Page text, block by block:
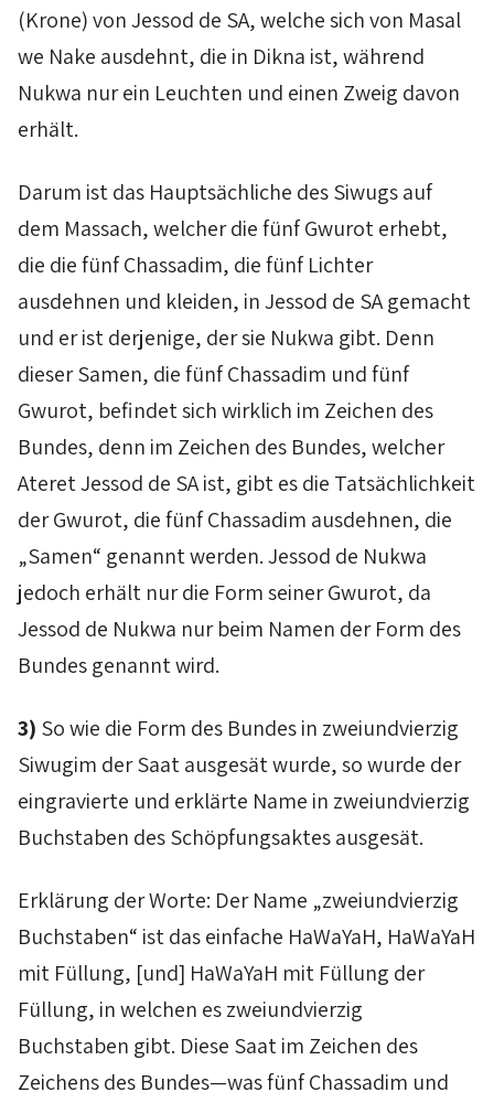
(Krone) vonJessod de SA, welche sich von Masal
we Nake ausdehnt, die in Dikna ist, während
Nukwa nur ein Leuchten und einen Zweig davon
erhält.
Darum ist das Hauptsächliche desSiwugsauf
dem Massach, welcher die fünfGwuroterhebt,
die die fünfChassadim, die fünf Lichter
ausdehnen und kleiden, inJessod de SAgemacht
und er ist derjenige, der sie Nukwa gibt. Denn
dieser Samen, die fünfChassadim und fünf
Gwurot, befindet sich wirklich im Zeichen des
Bundes, denn im Zeichen des Bundes, welcher
AteretJessod de SAist, gibt es die Tatsächlichkeit
derGwurot, die fünfChassadim ausdehnen, die
„Samen“ genannt werden.Jessod de Nukwa
jedoch erhält nur die Form seinerGwurot, da
Jessod de Nukwa nur beim Namen der Form des
Bundes genannt wird.
3) So wie die Form des Bundes in zweiundvierzig
Siwugim der Saat ausgesät wurde, so wurde der
eingravierte und erklärte Name in zweiundvierzig
Buchstaben des Schöpfungsaktes ausgesät.
Erklärung der Worte: Der Name „zweiundvierzig
Buchstaben“ ist das einfache HaWaYaH, HaWaYaH
mit Füllung, [und] HaWaYaH mit Füllung der
Füllung, in welchen es zweiundvierzig
Buchstaben gibt. Diese Saat im Zeichen des
Zeichens des Bundes—was fünfChassadim und